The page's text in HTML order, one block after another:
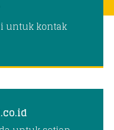
untuk kontak